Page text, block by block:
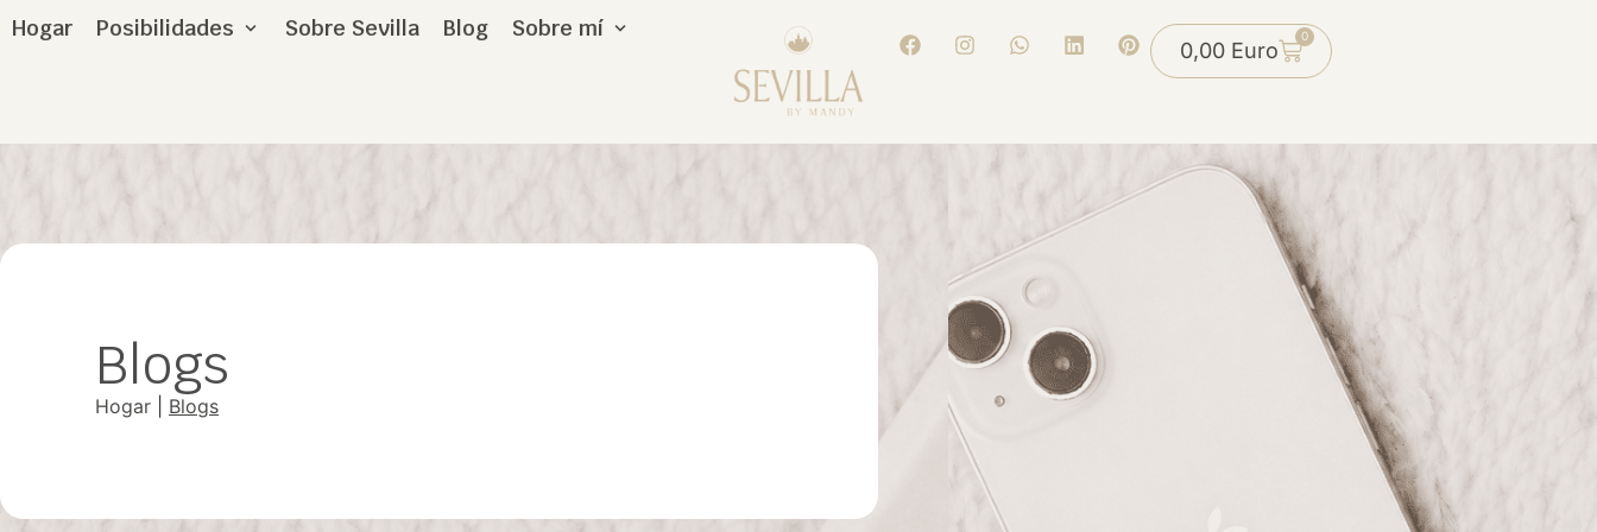
Hogar Posibilidades Sobre Sevilla Blog Sobre mí
0,00 Euro
0
Blogs
Hogar Blogs